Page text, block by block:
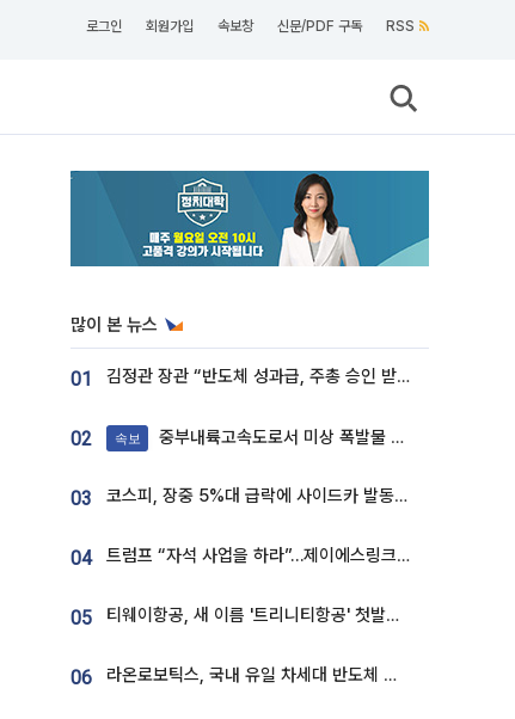
로그인 회원가입 속보창 신문/PDF 구독 RSS
많이 본 뉴스
01 김정관 장관 “반도체 성과급, 주총 승인 받도록”…상법·자본시장법 개정 시사
02 속보 중부내륙고속도로서 미상 폭발물 발견
03 코스피, 장중 5%대 급락에 사이드카 발동…삼성·SK 동반 폭락
04 트럼프 “자석 사업을 하라”…제이에스링크, 비중국 영구자석 공급망 구축 속도
05 티웨이항공, 새 이름 '트리니티항공' 첫발…SSC 전략 본격화
06 라온로보틱스, 국내 유일 차세대 반도체 공정 로봇 개발 ‘고객사 테스트 진행’